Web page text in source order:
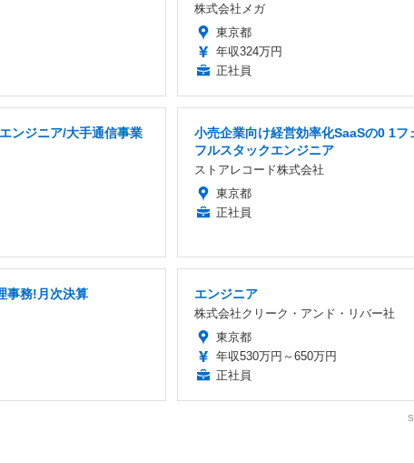
株式会社メガ
東京都
年収324万円
正社員
ンジニア/大手通信事業
小売企業向け経営効率化SaaSの0 1フ
フルスタックエンジニア
ストアレコード株式会社
東京都
正社員
事務!月次決算 エンジニア
株式会社クリーク・アンド・リバー社
東京都
年収530万円～650万円
正社員